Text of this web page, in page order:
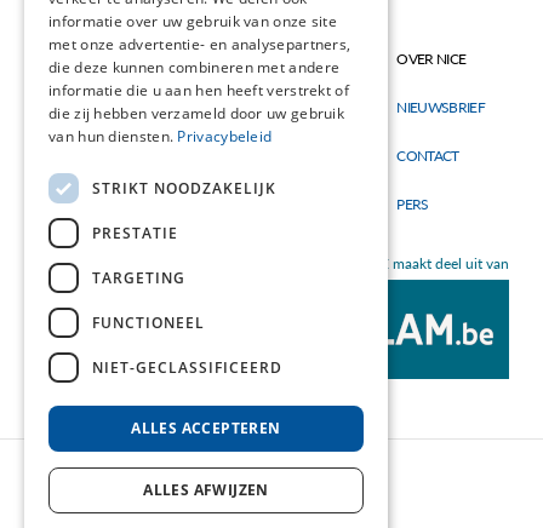
Hoofdnavigatie
Thema's
Materialen
Nieuw
Topmenu
OVER NICE
NIEUWSBRIEF
CONTACT
PERS
NICE maakt deel uit van
informatie over uw gebruik van onze site
met onze advertentie- en analysepartners,
die deze kunnen combineren met andere
informatie die u aan hen heeft verstrekt of
die zij hebben verzameld door uw gebruik
van hun diensten. Privacybeleid
STRIKT NOODZAKELIJK
PRESTATIE
TARGETING
FUNCTIONEEL
NIET-GECLASSIFICEERD
ALLES ACCEPTEREN
ALLES AFWIJZEN